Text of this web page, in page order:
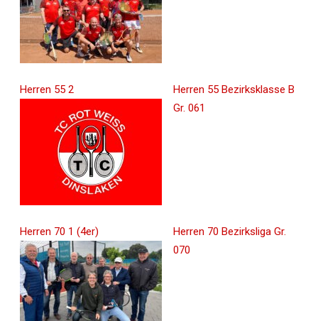
Herren 55 2
Herren 55 Bezirksklasse B
Gr. 061
Herren 70 1 (4er)
Herren 70 Bezirksliga Gr.
070